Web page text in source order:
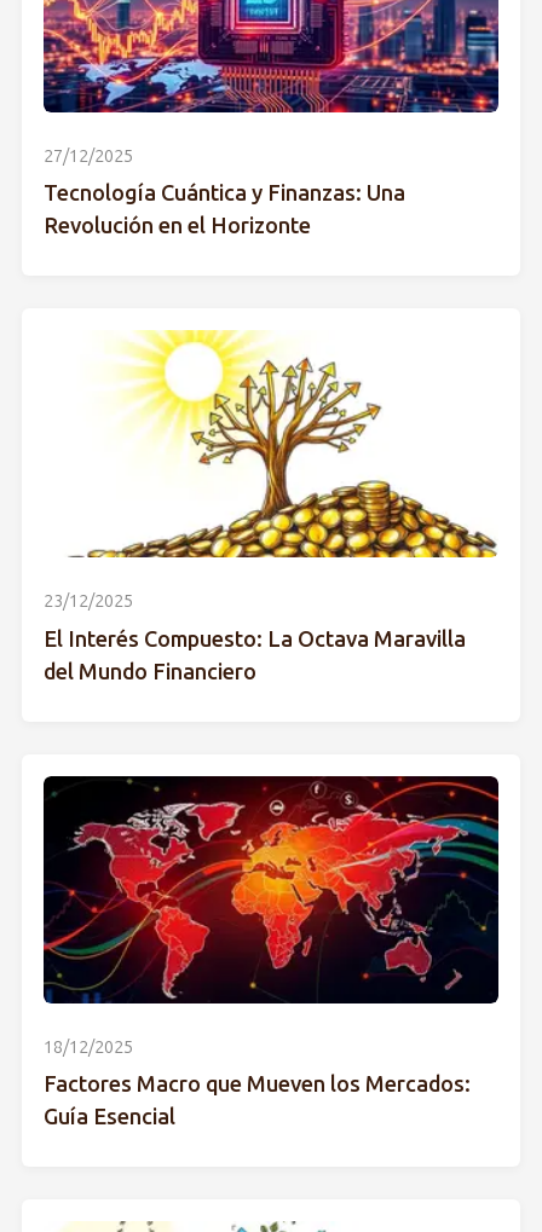
27/12/2025
Tecnología Cuántica y Finanzas: Una
Revolución en el Horizonte
23/12/2025
El Interés Compuesto: La Octava Maravilla
del Mundo Financiero
18/12/2025
Factores Macro que Mueven los Mercados:
Guía Esencial